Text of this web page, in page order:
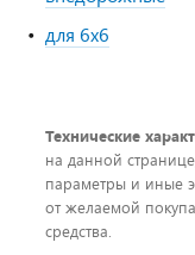
для 6x6
Технические
на данной странице,
параметры и иные
от желаемой
средства.